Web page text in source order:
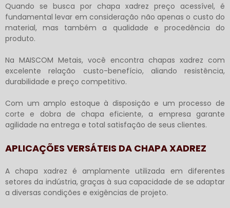
Quando se busca por chapa xadrez preço acessível, é
fundamental levar em consideração não apenas o custo do
material, mas também a qualidade e procedência do
produto.
Na MAISCOM Metais, você encontra chapas xadrez com
excelente relação custo-benefício, aliando resistência,
durabilidade e preço competitivo.
Com um amplo estoque à disposição e um processo de
corte e dobra de chapa eficiente, a empresa garante
agilidade na entrega e total satisfação de seus clientes.
APLICAÇÕES VERSÁTEIS DA CHAPA XADREZ
A chapa xadrez é amplamente utilizada em diferentes
setores da indústria, graças à sua capacidade de se adaptar
a diversas condições e exigências de projeto.